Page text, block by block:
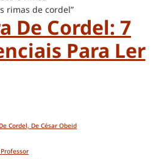
rimas de cordel”
De Cordel: 7
Para Ler
Cordel, De César Obeid